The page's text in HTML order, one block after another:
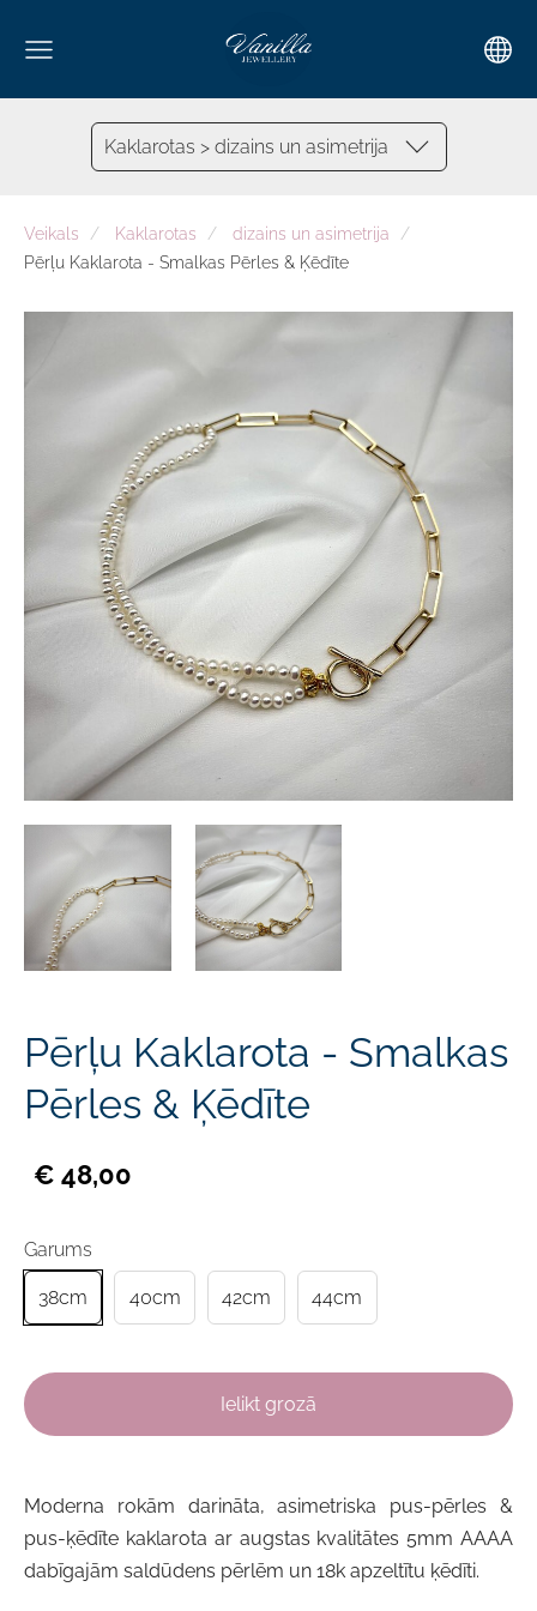
Kaklarotas > dizains un asimetrija
Veikals Kaklarotas
dizains un asimetrija
Pērļu Kaklarota - Smalkas Pērles & Ķēdīte
Pērļu Kaklarota - Smalkas
Pērles & Ķēdīte
€ 48,00
Garums
38cm 40cm 42cm 44cm
Ielikt grozā
Moderna rokām darināta, asimetriska pus-pērles &
pus-ķēdīte kaklarota ar augstas kvalitātes 5mm AAAA
dabīgajām saldūdens pērlēm un 18k apzeltītu ķēdīti.